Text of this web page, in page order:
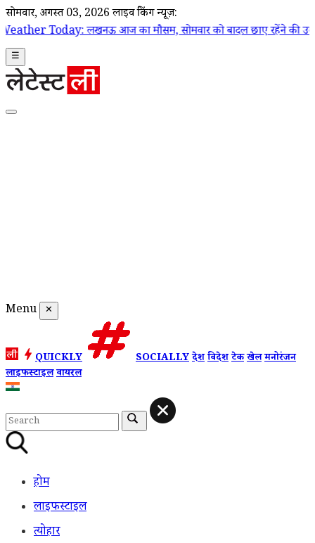
सोमवार, अगस्त 03, 2026 लाइव ब्रेकिंग न्यूज़:
आज का मौसम, सोमवार को बादल छाए रहेंने की उम्मीद, दोपहर में
☰
Menu ✕
QUICKLY SOCIALLYदेशविदेशटेकखेलमनोरंजन
लाइफस्टाइलवायरल
होम
लाइफस्टाइल
त्योहार